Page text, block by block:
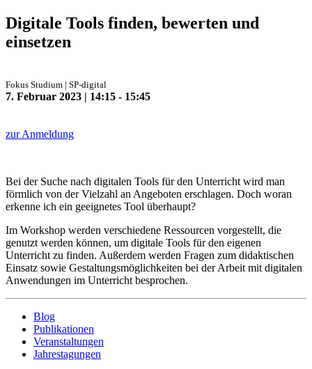
Digitale Tools finden, bewerten und
einsetzen
Fokus Studium | SP-digital
7. Februar 2023 | 14:15 - 15:45
zur Anmeldung
Bei der Suche nach digitalen Tools für den Unterricht wird man
förmlich von der Vielzahl an Angeboten erschlagen. Doch woran
erkenne ich ein geeignetes Tool überhaupt?
Im Workshop werden verschiedene Ressourcen vorgestellt, die
genutzt werden können, um digitale Tools für den eigenen
Unterricht zu finden. Außerdem werden Fragen zum didaktischen
Einsatz sowie Gestaltungsmöglichkeiten bei der Arbeit mit digitalen
Anwendungen im Unterricht besprochen.
Blog
Publikationen
Veranstaltungen
Jahrestagungen